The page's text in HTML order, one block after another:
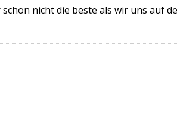
IN MIAMI ZUM VIERTELFINALE
schon nicht die beste als wir uns auf